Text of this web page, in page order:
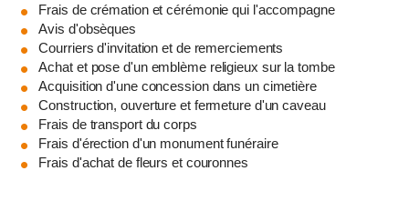
Frais de crémation et cérémonie qui l'accompagne
Avis d'obsèques
Courriers d'invitation et de remerciements
Achat et pose d'un emblème religieux sur la tombe
Acquisition d'une concession dans un cimetière
Construction, ouverture et fermeture d'un caveau
Frais de transport du corps
Frais d'érection d'un monument funéraire
Frais d'achat de fleurs et couronnes